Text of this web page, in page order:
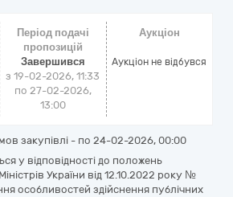
Період подачі
пропозицій
Завершився
з 19-02-2026, 11:33
по 27-02-2026,
13:00
Аукціон
Аукціон не відбувся
закупівлі - по 24-02-2026, 00:00
у відповідності до положень
України від 12.10.2022 року №
особливостей здійснення публічних